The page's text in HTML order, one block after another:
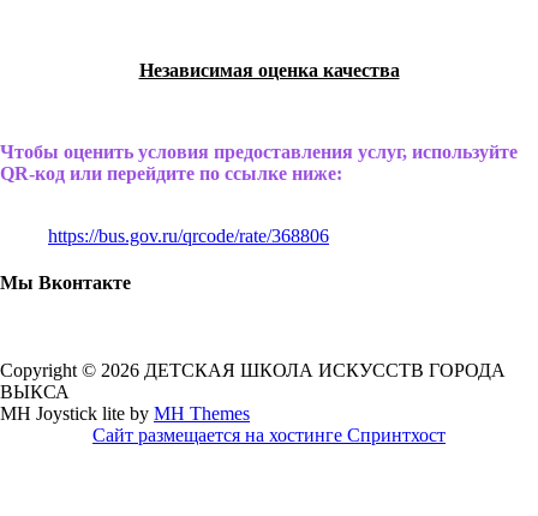
Независимая оценка качества
Чтобы оценить условия предоставления услуг, используйте
QR-код или перейдите по ссылке ниже:
https://bus.gov.ru/qrcode/rate/368806
Мы Вконтакте
Copyright © 2026 ДЕТСКАЯ ШКОЛА ИСКУССТВ ГОРОДА
ВЫКСА
MH Joystick lite by MH Themes
Сайт размещается на хостинге Спринтхост